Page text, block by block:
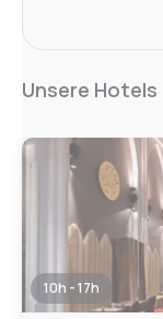
Unsere Hotels
10h - 17h